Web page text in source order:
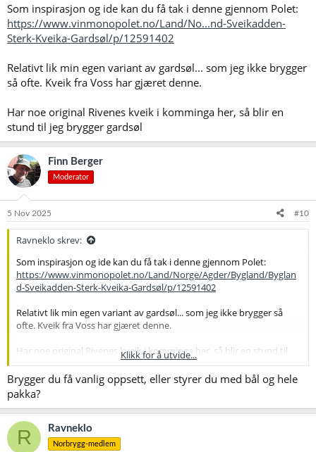
Som inspirasjon og ide kan du få tak i denne gjennom Polet:
https://www.vinmonopolet.no/Land/No...nd-Sveikadden-
Sterk-Kveika-Gardsøl/p/12591402
Relativt lik min egen variant av gardsøl... som jeg ikke brygger
så ofte. Kveik fra Voss har gjæret denne.
Har noe original Rivenes kveik i komminga her, så blir en
stund til jeg brygger gardsøl
Finn Berger
Moderator
5 Nov 2025 #10
Ravneklo skrev:
Som inspirasjon og ide kan du få tak i denne gjennom Polet:
https://www.vinmonopolet.no/Land/Norge/Agder/Bygland/Byglan
d-Sveikadden-Sterk-Kveika-Gardsøl/p/12591402
Relativt lik min egen variant av gardsøl... som jeg ikke brygger så
ofte. Kveik fra Voss har gjæret denne.
Har noe original Rivenes kveik i komminga her, så blir en stund til
Klikk for å utvide...
Brygger du få vanlig oppsett, eller styrer du med bål og hele
pakka?
R Ravneklo
Norbrygg-medlem